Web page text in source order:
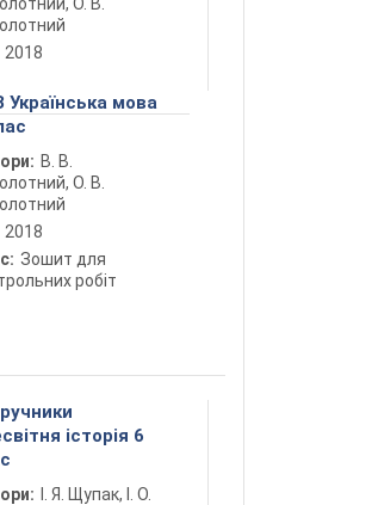
2018
Українська мова
В. В.
О. В.
2018
Зошит для
робіт
історія 6
І. Я. Щупак, І. О.